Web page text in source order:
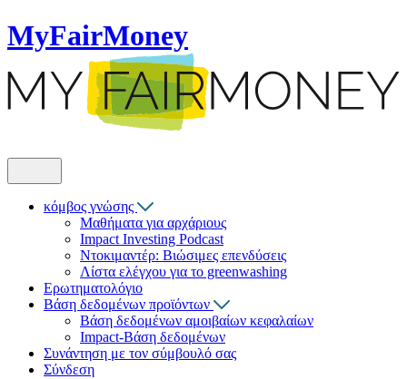
MyFairMoney
κόμβος γνώσης
Μαθήματα για αρχάριους
Impact Investing Podcast
Ντοκιμαντέρ: Βιώσιμες επενδύσεις
Λίστα ελέγχου για το greenwashing
Ερωτηματολόγιο
Βάση δεδομένων προϊόντων
Βάση δεδομένων αμοιβαίων κεφαλαίων
Impact-Βάση δεδομένων
Συνάντηση με τον σύμβουλό σας
Σύνδεση